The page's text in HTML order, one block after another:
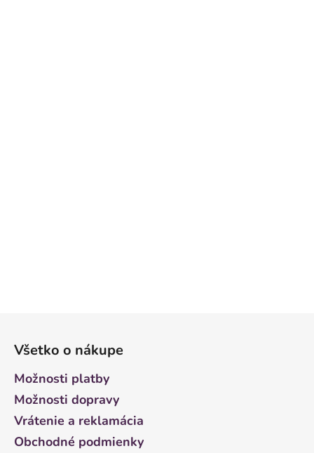
Všetko o nákupe
Možnosti platby
Možnosti dopravy
Vrátenie a reklamácia
Obchodné podmienky